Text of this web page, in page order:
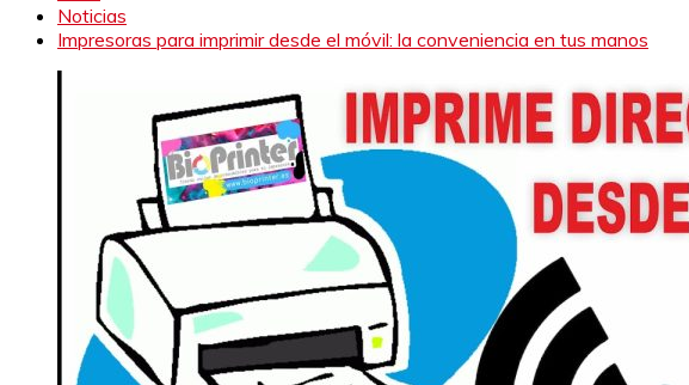
Noticias
Impresoras para imprimir desde el móvil: la conveniencia en tus manos